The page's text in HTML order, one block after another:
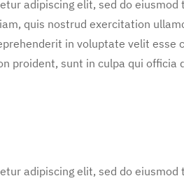
adipiscing elit, sed do
quis nostrud exercitation
in voluptate velit esse
proident, sunt in culpa qui
adipiscing elit, sed do